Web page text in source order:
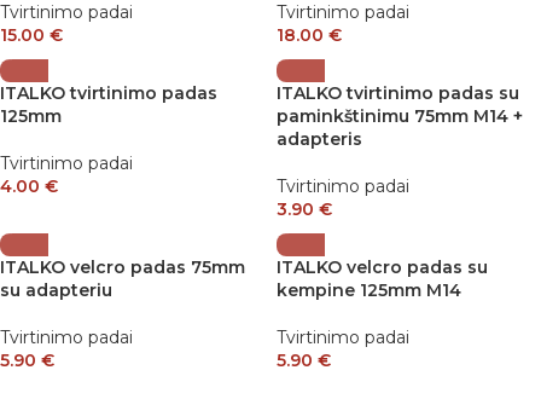
Tvirtinimo padai
15.00 €
Tvirtinimo padai
18.00 €
ITALKO tvirtinimo padas
125mm
Tvirtinimo padai
4.00 €
ITALKO tvirtinimo padas su
paminkštinimu 75mm M14 +
adapteris
Tvirtinimo padai
3.90 €
ITALKO velcro padas 75mm
su adapteriu
Tvirtinimo padai
5.90 €
ITALKO velcro padas su
kempine 125mm M14
Tvirtinimo padai
5.90 €